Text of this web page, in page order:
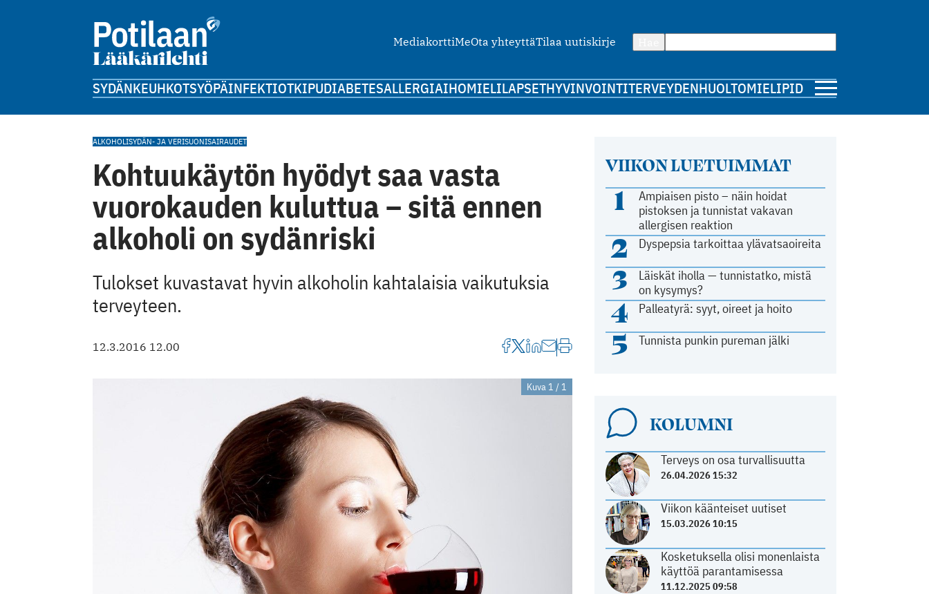
MediakorttiMeOta yhteyttäTilaa uutiskirje
SYDÄNKEUHKOTSYÖPÄINFEKTIOTKIPUDIABETESALLERGIAIHOMIELILAPSETHYVINVOINTITERVEYDENHUOLTOMIELIPIDE
VIIKON LUETUIMMAT
1
Ampiaisen pisto – näin hoidat
pistoksen ja tunnistat vakavan
allergisen reaktion
2 Dyspepsia tarkoittaa ylävatsaoireita
3
Läiskät iholla — tunnistatko, mistä
on kysymys?
4 Palleatyrä: syyt, oireet ja hoito
5 Tunnista punkin pureman jälki
KOLUMNI
Terveys on osa turvallisuutta
26.04.2026 15:32
Viikon käänteiset uutiset
15.03.2026 10:15
Kosketuksella olisi monenlaista
käyttöä parantamisessa
11.12.2025 09:58
ALKOHOLISYDÄN- JA VERISUONISAIRAUDET
Kohtuukäytön hyödyt saa vasta
vuorokauden kuluttua – sitä ennen
alkoholi on sydänriski
Tulokset kuvastavat hyvin alkoholin kahtalaisia vaikutuksia
terveyteen.
12.3.2016 12.00
Kuva 1 / 1